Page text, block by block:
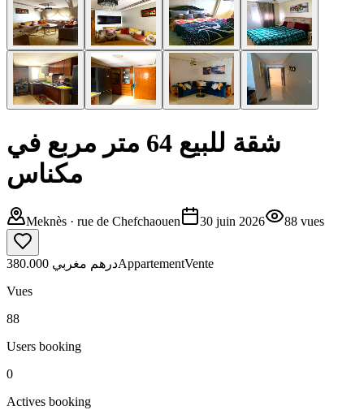
شقة للبيع 64 متر مربع في
مكناس
Meknès · rue de Chefchaouen 30 juin 2026 88 vues
380.000 درهم مغربيAppartementVente
Vues
88
Users booking
0
Actives booking